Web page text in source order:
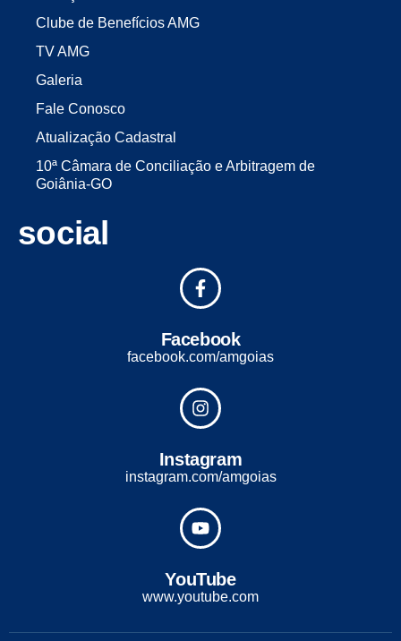
Clube de Benefícios AMG
TV AMG
Galeria
Fale Conosco
Atualização Cadastral
10ª Câmara de Conciliação e Arbitragem de
Goiânia-GO
social
Facebook
facebook.com/amgoias
Instagram
instagram.com/amgoias
YouTube
www.youtube.com